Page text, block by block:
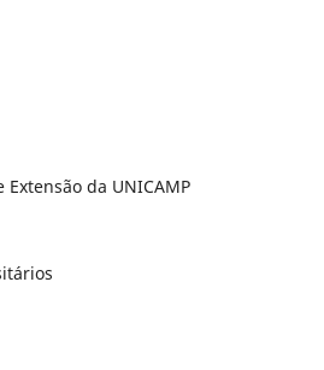
da UNICAMP